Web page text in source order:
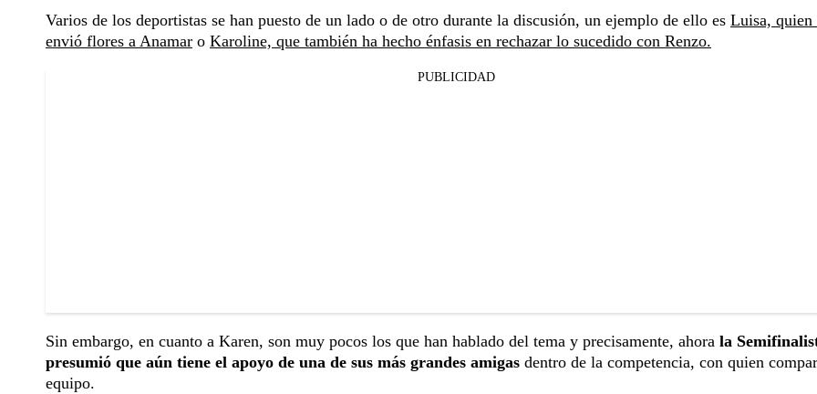
Varios de los deportistas se han puesto de un lado o de otro durante la discusión, un ejemplo de ello es Luisa, quien
envió flores a Anamar o Karoline, que también ha hecho énfasis en rechazar lo sucedido con Renzo.
PUBLICIDAD
Sin embargo, en cuanto a Karen, son muy pocos los que han hablado del tema y precisamente, ahora la
presumió que aún tiene el apoyo de una de sus más grandes amigas dentro de la competencia, con quien
equipo.